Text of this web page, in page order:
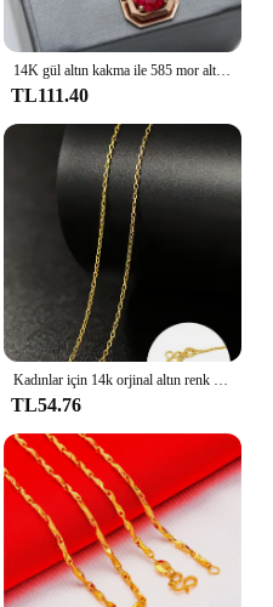
14K gül altın kakma ile 585 mor altın kolye kaplama kare kırmızı Gem kolye zarif klavikula zinciri düğün takısı
TL111.40
Kadınlar için 14k orjinal altın renk kolye zinciri kutusu zincir yılan kemik/yıldızlı/çapraz zincir 18 inç kolye güzel takı hediyeler
TL54.76